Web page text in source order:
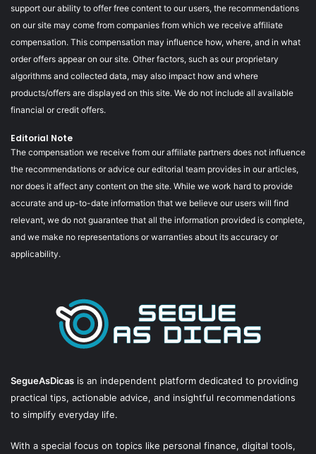
support our ability to offer free content to our users, the recommendations
on our site may come from companies from which we receive affiliate
compensation. This compensation may influence how, where, and in what
order offers appear on our site. Other factors, such as our proprietary
algorithms and collected data, may also impact how and where
products/offers are displayed on this site. We do not include all available
financial or credit offers.
Editorial Note
The compensation we receive from our affiliate partners does not influence
the recommendations or advice our editorial team provides in our articles,
nor does it affect any content on the site. While we work hard to provide
accurate and up-to-date information that we believe our users will find
relevant, we do not guarantee that all the information provided is complete,
and we make no representations or warranties about its accuracy or
applicability.
SegueAsDicas is an independent platform dedicated to providing
practical tips, actionable advice, and insightful recommendations
to simplify everyday life.
With a special focus on topics like personal finance, digital tools,